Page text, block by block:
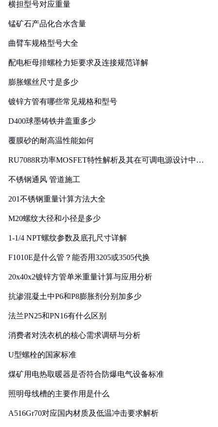
横担型号对应重量
锰矿石产品化合水含量
曲臂车规格型号大全
配电柜母排螺栓力矩要求及连接规范详解
膨胀螺丝尺寸是多少
镀锌方管有哪些常见规格和型号
D400球墨铸铁井盖重多少
覆膜砂的耐高温性能如何
RU7088R功率MOSFET特性解析及其在可调电源设计中的
不锈钢通风 管道施工
201不锈钢重量计算方法大全
M20螺纹大径和小径是多少
1-1/4 NPT螺纹参数及底孔尺寸详解
F1010E是什么管？能否用3205或3505代换
20x40x2镀锌方管单米重量计算与应用分析
抗渗混凝土中P6和P8膨胀剂分别加多少
法兰PN25和PN16有什么区别
消费者对洗衣机的核心需求调研与分析
U型螺栓的国家标准
煤矿用电热取暖器是否符合防爆电气设备标准
照明母线槽的主要作用是什么
A516Gr70对应国内材质及低温冲击要求解析